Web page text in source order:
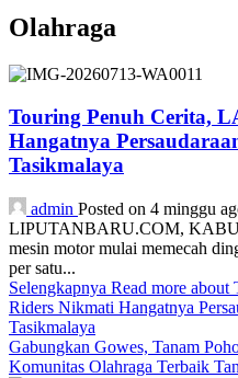
Olahraga
Touring Penuh Cerita,
Hangatnya
Tasikmalaya
admin Posted on 4 minggu
LIPUTANBARU.COM,
mesin motor mulai memecah
per satu...
Selengkapnya Read more
Riders Nikmati Hangatnya
Tasikmalaya
Gabungkan Gowes, Tanam
Komunitas Olahraga Terbaik